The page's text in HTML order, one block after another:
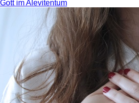
Gott im Alevitentum